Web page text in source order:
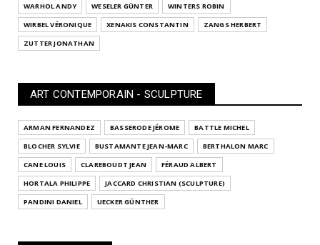
WARHOL ANDY
WESELER GÜNTER
WINTERS ROBIN
WIRBEL VÉRONIQUE
XENAKIS CONSTANTIN
ZANGS HERBERT
ZUTTER JONATHAN
ART CONTEMPORAIN - SCULPTURE
ARMAN FERNANDEZ BASSERODE JÉROME
BATTLE MICHEL
BLOCHER SYLVIE
BUSTAMANTE JEAN-MARC
BERTHALON MARC
CANE LOUIS
CLAREBOUDT JEAN
FÉRAUD ALBERT
HORTALA PHILIPPE
JACCARD CHRISTIAN (SCULPTURE)
PANDINI DANIEL
UECKER GÜNTHER